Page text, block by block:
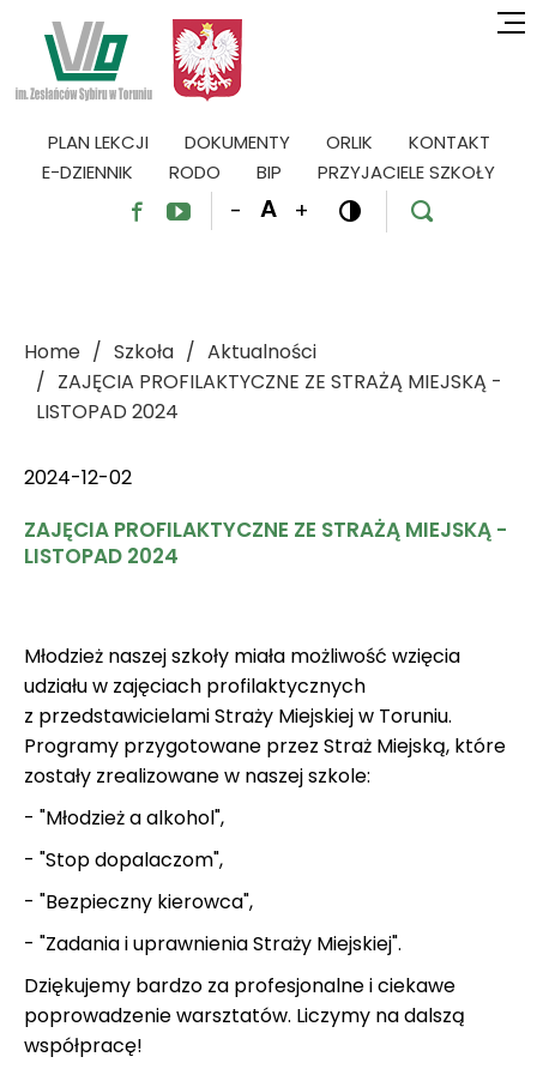
PLAN LEKCJI DOKUMENTY ORLIK
KONTAKT
E-DZIENNIK
RODO BIP PRZYJACIELE SZKOŁY
  - A +  
Home Szkoła
Aktualności
ZAJĘCIA PROFILAKTYCZNE ZE STRAŻĄ MIEJSKĄ -
LISTOPAD 2024
2024-12-02
ZAJĘCIA PROFILAKTYCZNE ZE STRAŻĄ MIEJSKĄ -
LISTOPAD 2024
Młodzież naszej szkoły miała możliwość wzięcia
udziału w zajęciach profilaktycznych
z przedstawicielami Straży Miejskiej w Toruniu.
Programy przygotowane przez Straż Miejską, które
zostały zrealizowane w naszej szkole:
- "Młodzież a alkohol",
- "Stop dopalaczom",
- "Bezpieczny kierowca",
- "Zadania i uprawnienia Straży Miejskiej".
Dziękujemy bardzo za profesjonalne i ciekawe
poprowadzenie warsztatów. Liczymy na dalszą
współpracę!